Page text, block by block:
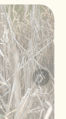
❯